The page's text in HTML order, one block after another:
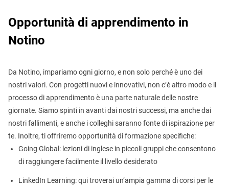
Opportunità di apprendimento in
Notino
Da Notino, impariamo ogni giorno, e non solo perché è uno dei
nostri valori. Con progetti nuovi e innovativi, non c’è altro modo e il
processo di apprendimento è una parte naturale delle nostre
giornate. Siamo spinti in avanti dai nostri successi, ma anche dai
nostri fallimenti, e anche i colleghi saranno fonte di ispirazione per
te. Inoltre, ti offriremo opportunità di formazione specifiche:
Going Global: lezioni di inglese in piccoli gruppi che consentono
di raggiungere facilmente il livello desiderato
LinkedIn Learning: qui troverai un’ampia gamma di corsi per le